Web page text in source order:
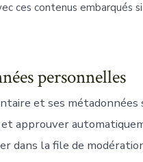
ces contenus embarqués si
personnelles
et ses
approuver
dans la file de